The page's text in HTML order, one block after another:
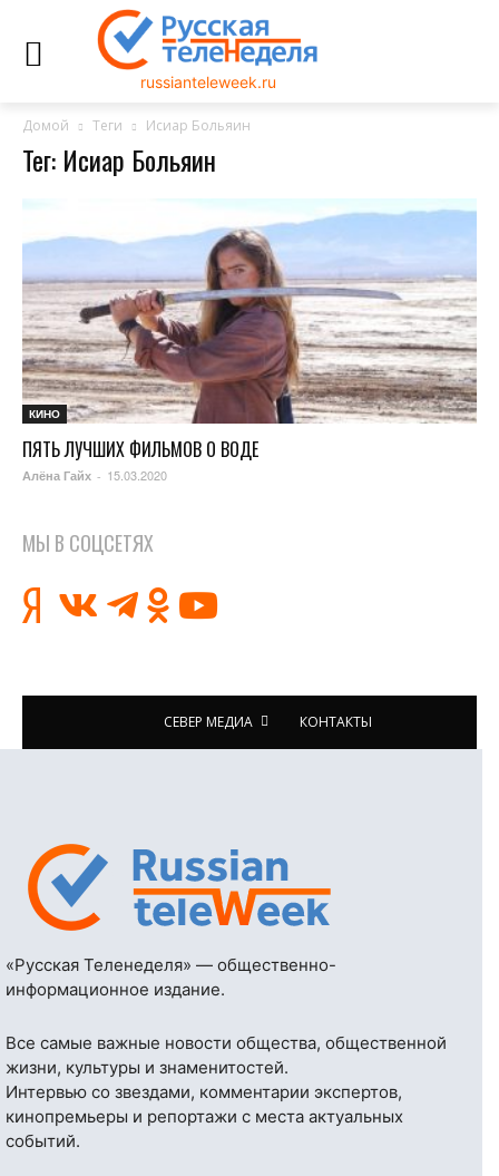
russianteleweek.ru
Домой Теги Исиар Больяин
Тег: Исиар Больяин
КИНО
ПЯТЬ ЛУЧШИХ ФИЛЬМОВ О ВОДЕ
Алёна Гайх - 15.03.2020
МЫ В СОЦСЕТЯХ
СЕВЕР МЕДИА КОНТАКТЫ
«Русская Теленеделя» — общественно-
информационное издание.
Все самые важные новости общества, общественной
жизни, культуры и знаменитостей.
Интервью со звездами, комментарии экспертов,
кинопремьеры и репортажи с места актуальных
событий.